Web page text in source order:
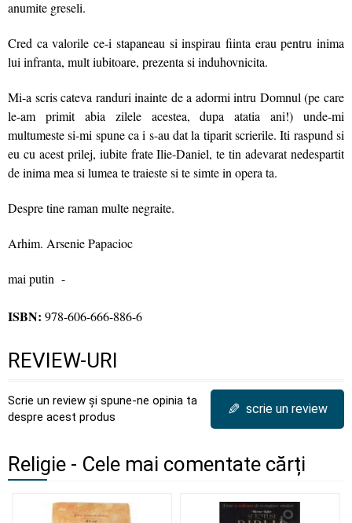
anumite greseli.
Cred ca valorile ce-i stapaneau si inspirau fiinta erau pentru inima
lui infranta, mult iubitoare, prezenta si indu­hovnicita.
Mi-a scris cateva randuri inainte de a adormi intru Domnul (pe care
le-am primit abia zilele acestea, dupa atatia ani!) unde-mi
multumeste si-mi spune ca i s-au dat la tiparit scrierile. Iti raspund si
eu cu acest prilej, iubite frate Ilie-Daniel, te tin adevarat nedespartit
de inima mea si lumea te traieste si te simte in opera ta.
Despre tine raman multe negraite.
Arhim. Arsenie Papacioc
mai putin -
ISBN: 978-606-666-886-6
REVIEW-URI
Scrie un review și spune-ne opinia ta
despre acest produs
✎ scrie un review
Religie - Cele mai comentate cărți